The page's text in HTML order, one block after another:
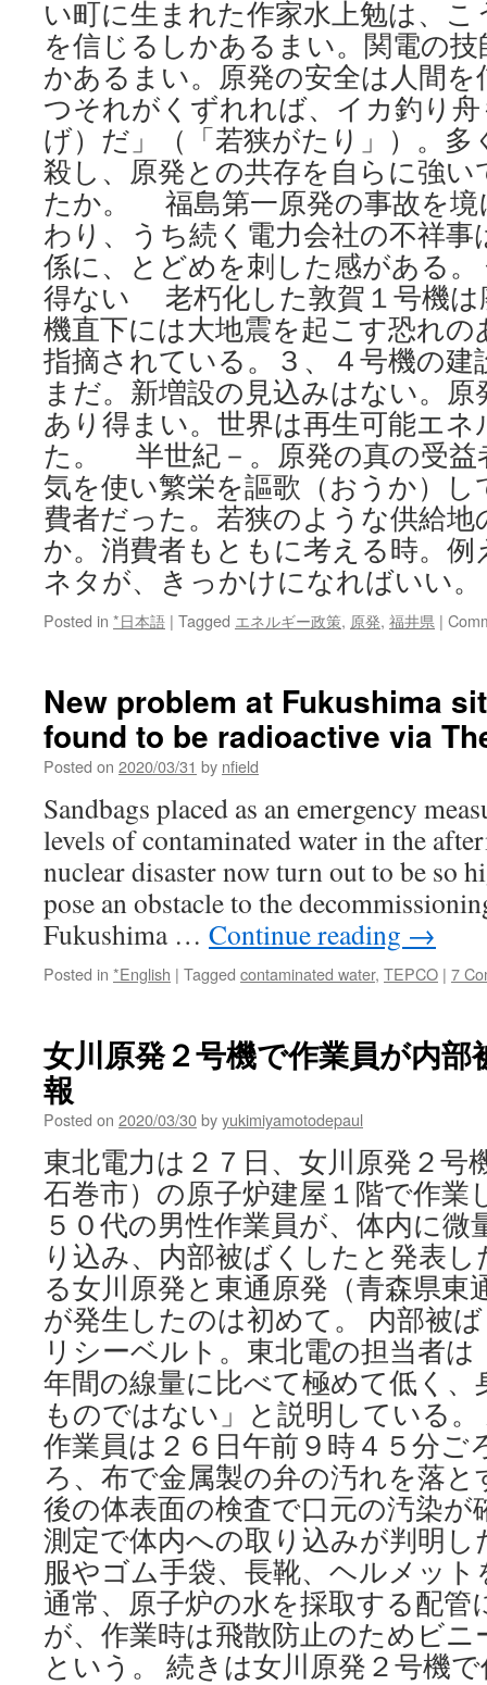
い町に生まれた作家水上勉は、
を信じるしかあるまい。関電の
かあるまい。原発の安全は人間
つそれがくずれれば、イカ釣り
げ）だ」（「若狭がたり」）。
殺し、原発との共存を自らに強
たか。 福島第一原発の事故を境
わり、うち続く電力会社の不祥事
係に、とどめを刺した感がある
得ない 老朽化した敦賀１号機は
機直下には大地震を起こす恐れ
指摘されている。３、４号機の建
まだ。新増設の見込みはない。
あり得まい。世界は再生可能エ
た。 半世紀－。原発の真の受益
気を使い繁栄を謳歌（おうか）
費者だった。若狭のような供給
か。消費者もともに考える時。
ネタが、きっかけになればいい。
Posted in *日本語 | Tagged エネルギー政策, 原発, 福井県 |
New problem at Fukushima
found to be radioactive via
Posted on 2020/03/31 by nfield
Sandbags placed as an emergency
levels of contaminated water in the
nuclear disaster now turn out to be so
pose an obstacle to the
Fukushima … Continue reading →
Posted in *English | Tagged contaminated water, TEPCO | 7
女川原発２号機で作業員が内
報
Posted on 2020/03/30byyukimiyamotodepaul
東北電力は２７日、女川原発２号
石巻市）の原子炉建屋１階で作業
５０代の男性作業員が、体内に微
り込み、内部被ばくしたと発表
る女川原発と東通原発（青森県東
が発生したのは初めて。 内部被
リシーベルト。東北電の担当者
年間の線量に比べて極めて低く
ものではない」と説明している
作業員は２６日午前９時４５分ご
ろ、布で金属製の弁の汚れを落
後の体表面の検査で口元の汚染が
測定で体内への取り込みが判明し
服やゴム手袋、長靴、ヘルメッ
通常、原子炉の水を採取する配管
が、作業時は飛散防止のためビ
という。 続きは女川原発２号機